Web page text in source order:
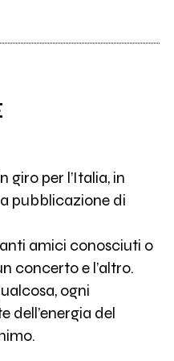
giro per l’Italia, in
pubblicazione di
amici conosciuti o
concerto e l’altro.
ogni
dell’energia del